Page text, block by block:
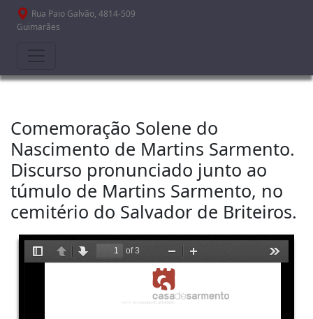
Passar para o conteúdo principal
Rua Paio Galvão, 4814-509
Guimarães
Comemoração Solene do
Nascimento de Martins Sarmento.
Discurso pronunciado junto ao
túmulo de Martins Sarmento, no
cemitério do Salvador de Briteiros.